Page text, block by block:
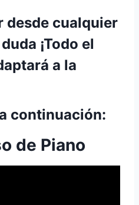
desde cualquier
¡Todo el
a la
continuación:
de Piano